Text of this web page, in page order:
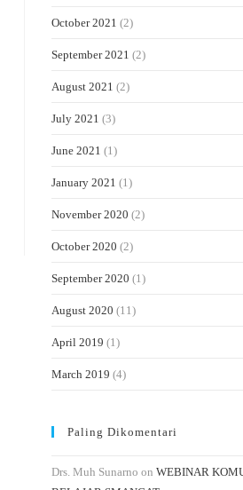
October 2021 (2)
September 2021 (2)
August 2021 (2)
July 2021 (3)
June 2021 (1)
January 2021 (1)
November 2020 (2)
October 2020 (2)
September 2020 (1)
August 2020 (11)
April 2019 (1)
March 2019 (4)
Paling Dikomentari
Drs. Muh Sunarno on WEBINAR